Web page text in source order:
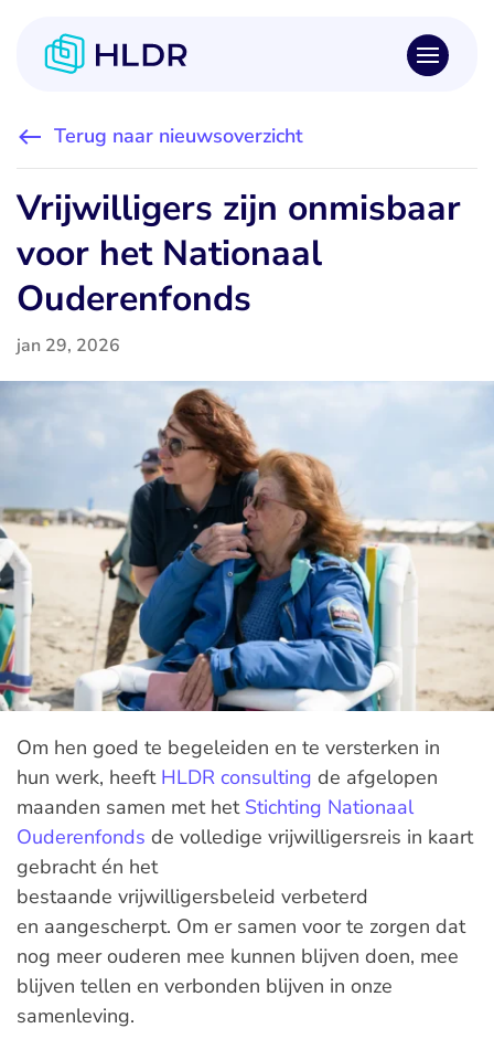
Terug naar nieuwsoverzicht
Vrijwilligers zijn onmisbaar
voor het Nationaal
Ouderenfonds
jan 29, 2026
Om hen goed te begeleiden en te versterken in
hun werk, heeft HLDR consulting de afgelopen
maanden samen met het Stichting Nationaal
Ouderenfonds de volledige vrijwilligersreis in kaart
gebracht én het
bestaande vrijwilligersbeleid verbeterd
en aangescherpt. Om er samen voor te zorgen dat
nog meer ouderen mee kunnen blijven doen, mee
blijven tellen en verbonden blijven in onze
samenleving.